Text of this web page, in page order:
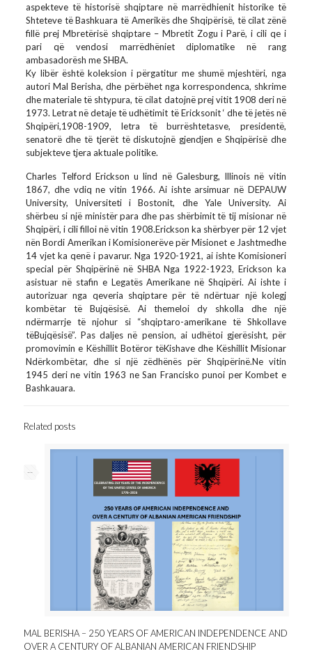
aspekteve të historisë shqiptare në marrëdhienit historike të
Shteteve të Bashkuara të Amerikës dhe Shqipërisë, të cilat zënë
fillë prej Mbretërisë shqiptare – Mbretit Zogu i Parë, i cili qe i
pari që vendosi marrëdhëniet diplomatike në rang
ambasadorësh me SHBA.
Ky libër është koleksion i përgatitur me shumë mjeshtëri, nga
autori Mal Berisha, dhe përbëhet nga korrespondenca, shkrime
dhe materiale të shtypura, të cilat datojnë prej vitit 1908 deri në
1973. Letrat në detaje të udhëtimit të Ericksonit ‘ dhe të jetës në
Shqipëri,1908-1909, letra të burrështetasve, presidentë,
senatorë dhe të tjerët të diskutojnë gjendjen e Shqipërisë dhe
subjekteve tjera aktuale politike.
Charles Telford Erickson u lind në Galesburg, Illinois në vitin
1867, dhe vdiq ne vitin 1966. Ai ishte arsimuar në DEPAUW
University, Universiteti i Bostonit, dhe Yale University. Ai
shërbeu si një ministër para dhe pas shërbimit të tij misionar në
Shqipëri, i cili filloi në vitin 1908.Erickson ka shërbyer për 12 vjet
nën Bordi Amerikan i Komisionerëve për Misionet e Jashtmedhe
14 vjet ka qenë i pavarur. Nga 1920-1921, ai ishte Komisioneri
special për Shqipërinë në SHBA Nga 1922-1923, Erickson ka
asistuar në stafin e Legatës Amerikane në Shqipëri. Ai ishte i
autorizuar nga qeveria shqiptare për të ndërtuar një kolegj
kombëtar të Bujqësisë. Ai themeloi dy shkolla dhe një
ndërmarrje të njohur si “shqiptaro-amerikane të Shkollave
tëBujqësisë”. Pas daljes në pension, ai udhëtoi gjerësisht, për
promovimin e Këshillit Botëror tëKishave dhe Këshillit Misionar
Ndërkombëtar, dhe si një zëdhënës për Shqipërinë.Ne vitin
1945 deri ne vitin 1963 ne San Francisko punoi per Kombet e
Bashkauara.
Related posts
--
MAL BERISHA – 250 YEARS OF AMERICAN INDEPENDENCE AND
OVER A CENTURY OF ALBANIAN AMERICAN FRIENDSHIP